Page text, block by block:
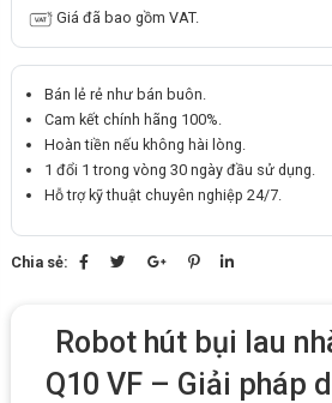
Giá đã bao gồm VAT.
Bán lẻ rẻ như bán buôn.
Cam kết chính hãng 100%.
Hoàn tiền nếu không hài lòng.
1 đổi 1 trong vòng 30 ngày đầu sử dụng.
Hỗ trợ kỹ thuật chuyên nghiệp 24/7.
Chia sẻ:
Robot hút bụi lau
Q10 VF – Giải pháp